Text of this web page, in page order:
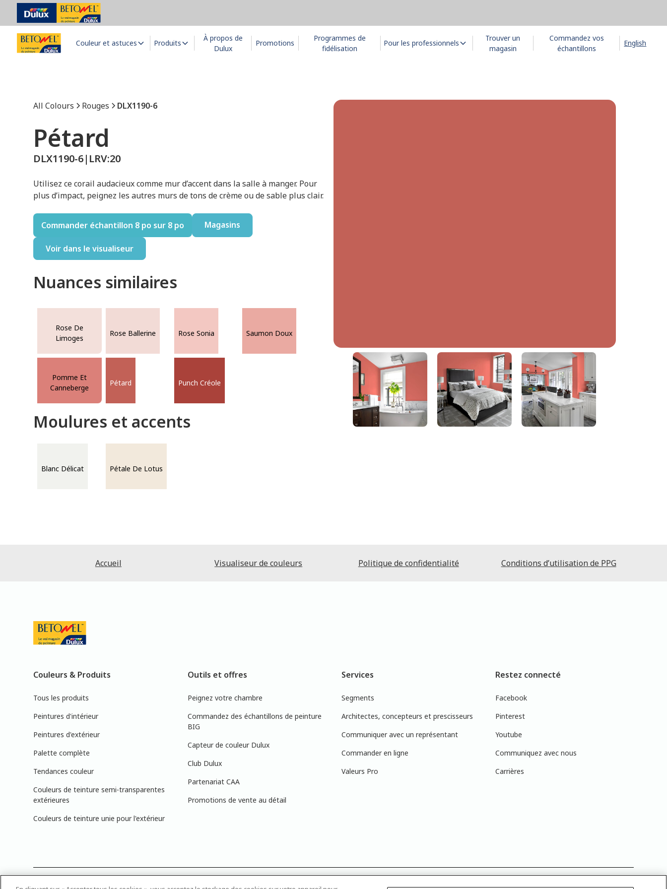
Couleur et astuces Produits
À propos de
Dulux
Promotions
Programmes de
fidélisation
Pour les professionnels
Trouver un
magasin
Commandez vos
échantillons
English
All Colours Rouges DLX1190-6
Pétard
DLX1190-6| LRV:20
Utilisez ce corail audacieux comme mur d’accent dans la salle à manger. Pour
plus d’impact, peignez les autres murs de tons de crème ou de sable plus clair.
Commander échantillon 8 po sur 8 po Magasins
Voir dans le visualiseur
Nuances similaires
Rose De
Limoges
Rose Ballerine Rose Sonia Saumon Doux
Pomme Et
Canneberge
Pétard Punch Créole
Moulures et accents
Blanc Délicat Pétale De Lotus
Pétard
DLX1190-6
Accueil Visualiseur de couleurs Politique de confidentialité Conditions d’utilisation de PPG
Couleurs & Produits
Tous les produits
Peintures d'intérieur
Peintures d'extérieur
Palette complète
Tendances couleur
Couleurs de teinture semi-transparentes
extérieures
Couleurs de teinture unie pour l'extérieur
Outils et offres
Peignez votre chambre
Commandez des échantillons de peinture
BIG
Capteur de couleur Dulux
Club Dulux
Partenariat CAA
Promotions de vente au détail
Services
Segments
Architectes, concepteurs et prescisseurs
Communiquer avec un représentant
Commander en ligne
Valeurs Pro
Restez connecté
Facebook
Pinterest
Youtube
Communiquez avec nous
Carrières